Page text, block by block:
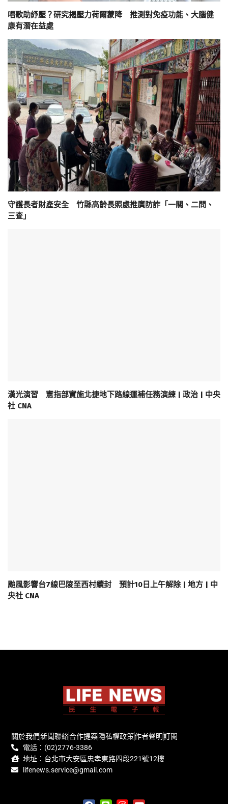
唱歌助紓壓？研究揭壓力荷爾蒙降 推測對免疫功能、大腦健
康有潛在益處
守護長者財產安全 竹縣高齡長照處推廣防詐「一關、二問、
三查」
漢光演習 憲指部實施北捷地下路線運補任務演練 | 政治 | 中央
社 CNA
颱風影響台7線巴陵至西村續封 預計10日上午解除 | 地方 | 中
央社 CNA
關於我們新聞聯絡合作提案隱私權政策作者聲明訂閱
電話：(02)2776-3386
地址：台北市大安區忠孝東路四段221號12樓
lifenews.service@gmail.com